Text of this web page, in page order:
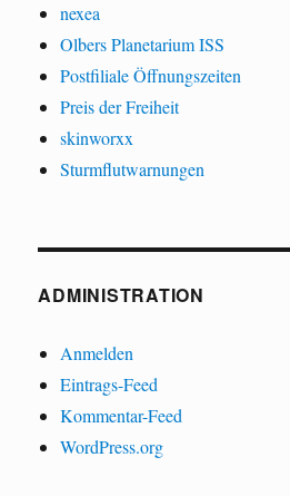
nexea
Olbers Planetarium ISS
Postfiliale Öffnungszeiten
Preis der Freiheit
skinworxx
Sturmflutwarnungen
ADMINISTRATION
Anmelden
Eintrags-Feed
Kommentar-Feed
WordPress.org